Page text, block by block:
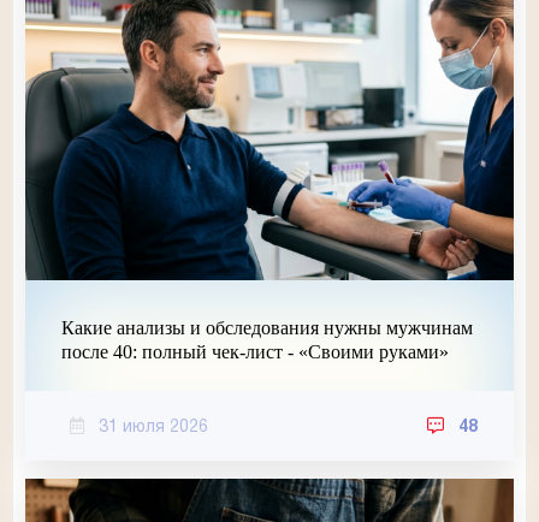
Какие анализы и обследования нужны мужчинам
после 40: полный чек-лист - «Своими руками»
31 июля 2026 48